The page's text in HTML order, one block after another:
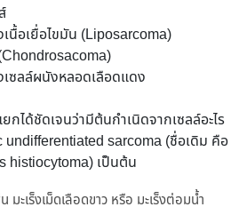
เนื้อเยื่อไขมัน (Liposarcoma)
เซลล์ผนังหลอดเลือดแดง
กได้ชัดเจนว่ามีต้นกำเนิดจากเซลล์อะไร
undifferentiated sarcoma (ชื่อเดิม คือ
histiocytoma) เป็นต้น
มะเร็งเม็ดเลือดขาว หรือ มะเร็งต่อมน้ำ